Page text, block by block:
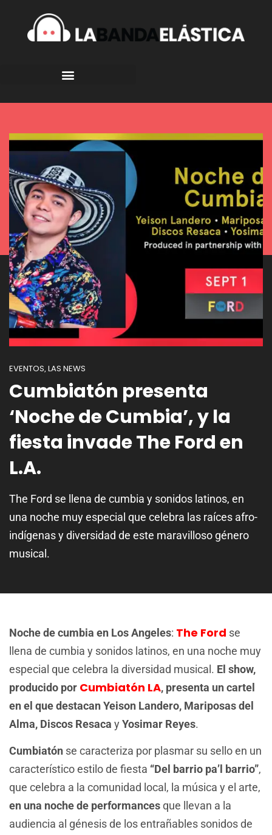
EVENTOS, LAS NEWS
Cumbiatón presenta
‘Noche de Cumbia’, y la
fiesta invade The Ford en
L.A.
The Ford se llena de cumbia y sonidos latinos, en
una noche muy especial que celebra las raíces afro-
indígenas y diversidad de este maravilloso género
musical.
Noche de cumbia en Los Angeles: The Ford se
llena de cumbia y sonidos latinos, en una noche muy
especial que celebra la diversidad musical. El show,
producido por Cumbiatón LA, presenta un cartel
en el que destacan Yeison Landero, Mariposas del
Alma, Discos Resaca yYosimar Reyes.
Cumbiatón se caracteriza por plasmar su sello en un
característico estilo de fiesta “Del barrio pa’l barrio”,
que celebra a la comunidad local, la música y el arte,
en una noche de performancesque llevan a la
audiencia al génesis de los entrañables sonidos de